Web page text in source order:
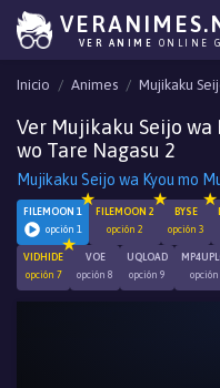
VER ANIME ONLINE
Inicio Animes Mujikaku
Ver Mujikaku Seijo
wo Tare Nagasu 2
FILEMOON 1
opción 1
FILEMOON 2
opción 2
BYSE
opción 3
VIDHIDE
opción 7
VOE
opción 8
UQLOAD
opción 9
opción